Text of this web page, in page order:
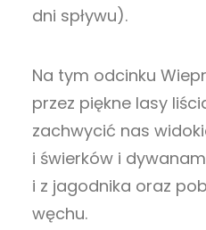
dni spływu).
Na tym odcinku
przez piękne lasy
zachwycić nas
i świerków i
i z jagodnika oraz
węchu.